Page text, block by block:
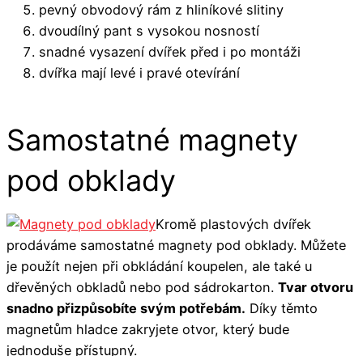
pevný obvodový rám z hliníkové slitiny
dvoudílný pant s vysokou nosností
snadné vysazení dvířek před i po montáži
dvířka mají levé i pravé otevírání
Samostatné magnety
pod obklady
Kromě plastových dvířek
prodáváme samostatné magnety pod obklady. Můžete
je použít nejen při obkládání koupelen, ale také u
dřevěných obkladů nebo pod sádrokarton. Tvar otvoru
snadno přizpůsobíte svým potřebám. Díky těmto
magnetům hladce zakryjete otvor, který bude
jednoduše přístupný.